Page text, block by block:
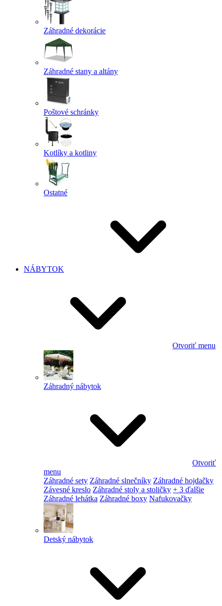
Záhradné dekorácie
Záhradné stany a altány
Poštové schránky
Kotlíky a kotliny
Ostatné
NÁBYTOK
Otvoriť menu
Záhradný nábytok
Otvoriť
menu
Záhradné sety Záhradné slnečníky Záhradné hojdačky
Závesné kreslo Záhradné stoly a stoličky + 3 ďalšie
Záhradné lehátka Záhradné boxy Nafukovačky
Detský nábytok